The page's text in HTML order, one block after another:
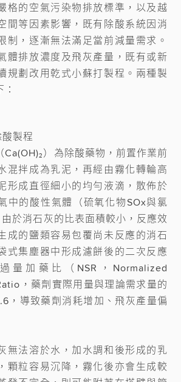
格的空氣污染物排放標準，以及越
間等因素影響，既有除酸系統因消
制，逐漸無法滿足當前減量需求。
體排放濃度及飛灰產量，既有或新
規劃改用乾式小蘇打製程。兩種製
Ca(OH)₂）為除酸藥物，前置作業前
混拌成為乳泥，再經由霧化轉輪高
形成直徑細小的均勻液滴，散佈於
中的酸性氣體（硫氧化物SOx與氯
於消石灰的比表面積較小，反應效
成的鹽類容易包覆尚未反應的消石
式集塵器中形成濾餅後的二次反應
量加藥比（NSR，Normalized
，藥劑實際用量與理論需求量的
，導致藥劑消耗增加、飛灰產量偏
無法溶於水，加水調和後形成的乳
顆粒容易沉降，霧化後亦會生成較